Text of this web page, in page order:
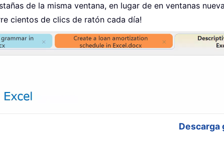
de la misma ventana, en lugar de en ventanas
cientos de clics de ratón cada día!
Descarga